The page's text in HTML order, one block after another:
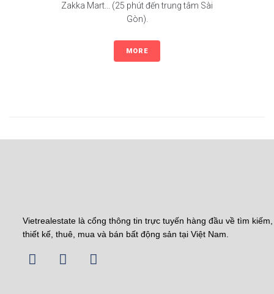
Zakka Mart... (25 phút đến trung tâm Sài
Gòn).
MORE
Vietrealestate là cổng thông tin trực tuyến hàng đầu về tìm kiếm,
thiết kế, thuê, mua và bán bất động sản tại Việt Nam.